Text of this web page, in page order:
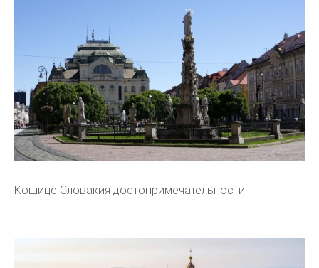
Кошице Словакия достопримечательности